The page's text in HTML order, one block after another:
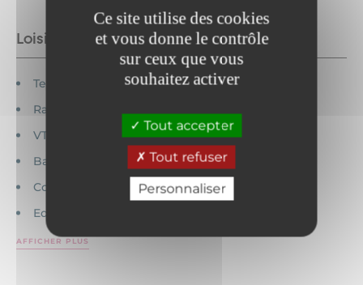
Ce site utilise des cookies
et vous donne le contrôle
sur ceux que vous
souhaitez activer
Tout accepter
Tout refuser
Personnaliser
Loisirs à proximité
Tennis
Randonnée
VTT
Baignade
Commerces
Equitation
AFFICHER PLUS